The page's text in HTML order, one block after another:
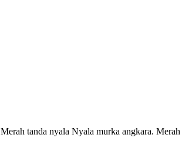
tanda nyala Nyala murka angkara.